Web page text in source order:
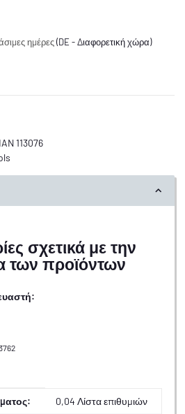
ημέρες(DE - Διαφορετική χώρα)
113076
σχετικά με την
των προϊόντων
0,04 Λίστα επιθυμιών